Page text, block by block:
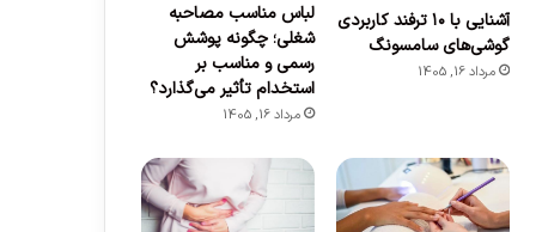
آشنایی با ۱۰ ترفند کاربردی
گوشی‌های سامسونگ
مرداد 16, 1405
لباس مناسب مصاحبه
شغلی؛ چگونه پوشش
رسمی و مناسب بر
استخدام تأثیر می‌گذارد؟
مرداد 16, 1405